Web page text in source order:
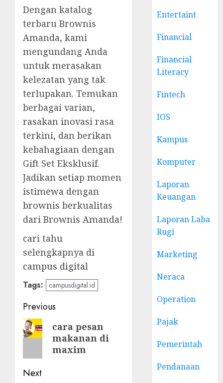
Dengan katalog
terbaru Brownis
Amanda, kami
mengundang Anda
untuk merasakan
kelezatan yang tak
terlupakan. Temukan
berbagai varian,
rasakan inovasi rasa
terkini, dan berikan
kebahagiaan dengan
Gift Set Eksklusif.
Jadikan setiap momen
istimewa dengan
brownis berkualitas
dari Brownis Amanda!
cari tahu
selengkapnya di
campus digital
Tags: campusdigital.id
Post
navigation
Previous
Previous
post:
cara pesan
makanan di
maxim
Next
Entertaint
Financial
Financial
Literacy
Fintech
IOS
Kampus
Komputer
Laporan
Keuangan
Laporan Laba
Rugi
Marketing
Neraca
Operation
Pajak
Pemerintah
Pendanaan